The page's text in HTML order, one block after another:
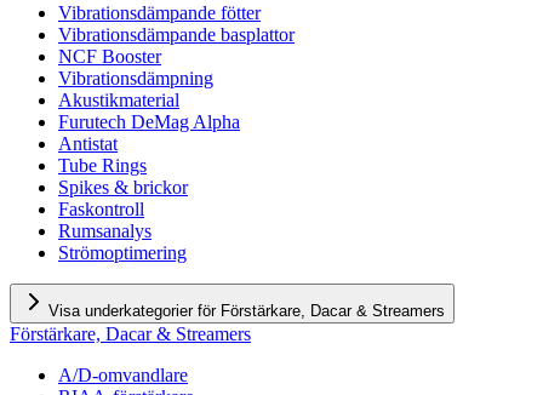
Vibrationsdämpande fötter
Vibrationsdämpande basplattor
NCF Booster
Vibrationsdämpning
Akustikmaterial
Furutech DeMag Alpha
Antistat
Tube Rings
Spikes & brickor
Faskontroll
Rumsanalys
Strömoptimering
Visa underkategorier för Förstärkare, Dacar & Streamers
Förstärkare, Dacar & Streamers
A/D-omvandlare